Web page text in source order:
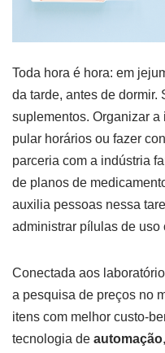
Toda hora é hora: em
da tarde, antes de dormir.
suplementos. Organizar
pular horários ou fazer
parceria com a indústria
de planos de
auxilia pessoas nessa
administrar pílulas de uso
Conectada aos
a pesquisa de preços no
itens com melhor custo-
tecnologia de automação